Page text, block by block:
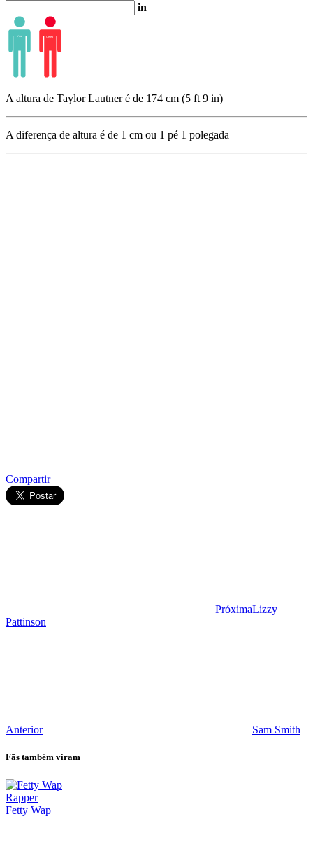
in
A altura de Taylor Lautner é de 174 cm (5 ft 9 in)
A diferença de altura é de 1 cm ou 1 pé 1 polegada
Compartir
PróximaLizzy
Pattinson
Anterior Sam Smith
Fãs também viram
Rapper
Fetty Wap